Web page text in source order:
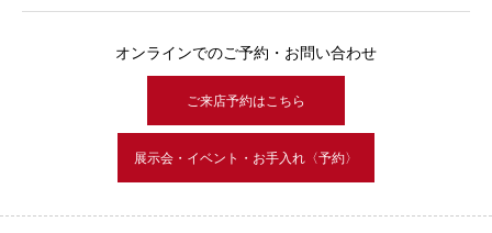
オンラインでのご予約・お問い合わせ
ご来店予約はこちら
展示会・イベント・お手入れ〈予約〉